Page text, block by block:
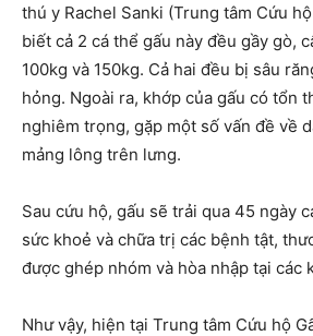
thú y Rachel Sanki (Trung tâm Cứu
biết cả 2 cá thể gấu này đều gầy gò,
100kg và 150kg. Cả hai đều bị sâu
hỏng. Ngoài ra, khớp của gấu có tổn
nghiêm trọng, gặp một số vấn đề về
mảng lông trên lưng.
Sau cứu hộ, gấu sẽ trải qua 45 ngày
sức khoẻ và chữa trị các bệnh tật,
được ghép nhóm và hòa nhập tại các
Như vậy, hiện tại Trung tâm Cứu hộ